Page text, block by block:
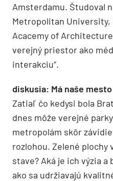
Amsterdamu. Študoval
Metropolitan
Acacemy of
verejný priestor ako
interakciu“.
diskusia: Má naše
Zatiaľ čo kedysi bola
dnes môže verejné
metropolám skôr
rozlohou. Zelené plochy
stave? Aká je ich výzia
ako sa udržiavajú